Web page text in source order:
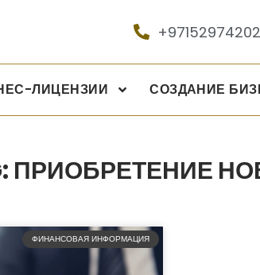
ЛИЦЕНЗИИ СОЗДАНИЕ
ПРИОБРЕТЕНИЕ
ФИНАНСОВАЯ ИНФОРМАЦИЯ